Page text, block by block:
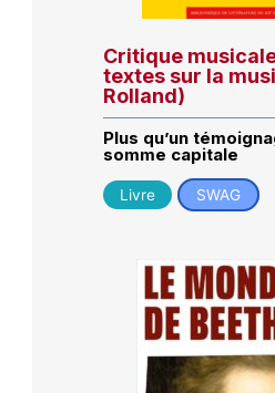
Critique
textes sur la
Rolland)
Plus qu’un
somme capitale
Livre SWAG